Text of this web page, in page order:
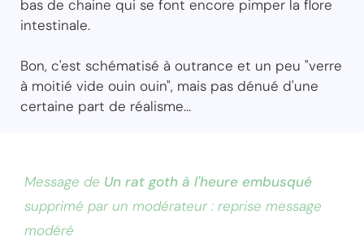
bas de chaine qui se font encore pimper la flore
intestinale.
Bon, c'est schématisé à outrance et un peu "verre
à moitié vide ouin ouin", mais pas dénué d'une
certaine part de réalisme...
Message de Un rat goth à l'heure embusqué
supprimé par un modérateur : reprise message
modéré